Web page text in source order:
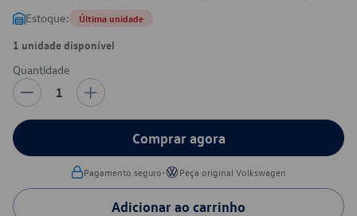
Estoque: Última unidade
1 unidade disponível
Quantidade
1
Comprar agora
Pagamento seguro• Peça original Volkswagen
Adicionar ao carrinho